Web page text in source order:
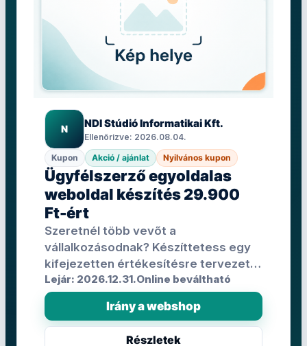
N NDI Stúdió Informatikai Kft.
Ellenőrizve: 2026.08.04.
Kupon
Akció / ajánlat Nyilvános kupon
Ügyfélszerző egyoldalas
weboldal készítés 29.900
Ft-ért
Szeretnél több vevőt a
vállalkozásodnak? Készíttetess egy
kifejezetten értékesítésre tervezett,
letisztult egyoldalas weboldalt! A
csomag tartalmazza a modern,
mobilbarát megjelenést, az
érdeklődő…
Lejár: 2026.12.31.Online beváltható
Irány a webshop
Részletek